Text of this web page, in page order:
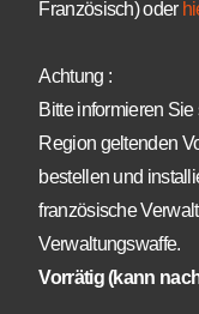
Französisch) oder
Achtung :
Bitte informieren
Region geltenden
bestellen und
französische
Verwaltungswaffe.
Vorrätig (kann